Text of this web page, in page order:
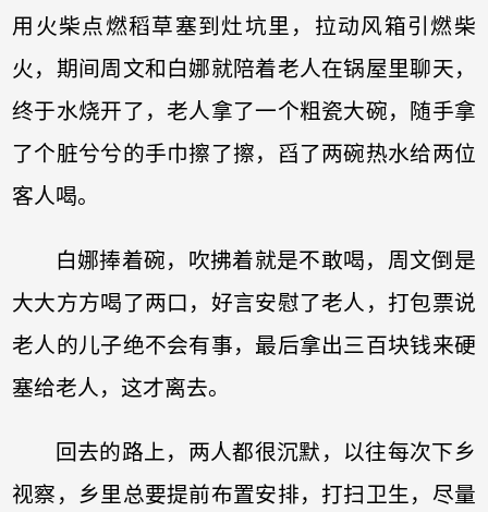
用火柴点燃稻草塞到灶坑里，拉动风箱引燃柴
火，期间周文和白娜就陪着老人在锅屋里聊天，
终于水烧开了，老人拿了一个粗瓷大碗，随手拿
了个脏兮兮的手巾擦了擦，舀了两碗热水给两位
客人喝。
白娜捧着碗，吹拂着就是不敢喝，周文倒是
大大方方喝了两口，好言安慰了老人，打包票说
老人的儿子绝不会有事，最后拿出三百块钱来硬
塞给老人，这才离去。
回去的路上，两人都很沉默，以往每次下乡
视察，乡里总要提前布置安排，打扫卫生，尽量